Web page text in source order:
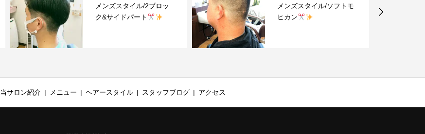
メンズスタイル/2ブロッ
ク&サイドパート
メンズスタイル/ソフトモ
ヒカン
当サロン紹介 メニュー ヘアースタイル スタッフブログ アクセス